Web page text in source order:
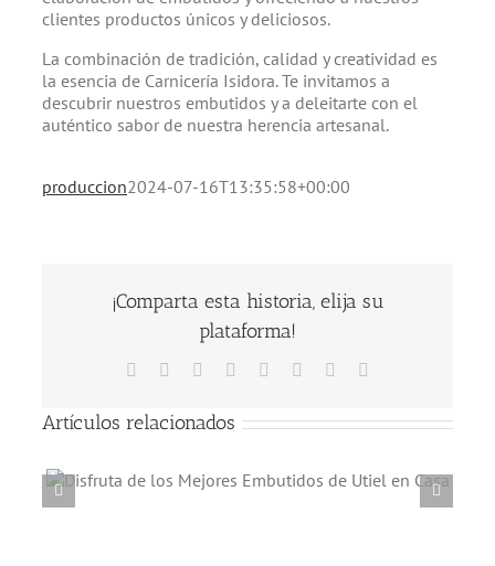
clientes productos únicos y deliciosos.
La combinación de tradición, calidad y creatividad es
la esencia de Carnicería Isidora. Te invitamos a
descubrir nuestros embutidos y a deleitarte con el
auténtico sabor de nuestra herencia artesanal.
produccion2024-07-16T13:35:58+00:00
¡Comparta esta historia, elija su
plataforma!
Facebook Reddit LinkedIn
TumblrPinterest
Artículos relacionados
Fábrica de Embutidos Isidora: Calidad